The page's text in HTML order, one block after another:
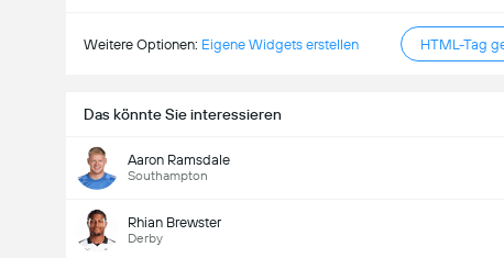
Weitere Optionen: Eigene Widgets erstellen HTML-Tag
Das könnte Sie interessieren
Aaron Ramsdale
Southampton
Rhian Brewster
Derby
Gesamtanzahl Tore im Spiel (2.5)